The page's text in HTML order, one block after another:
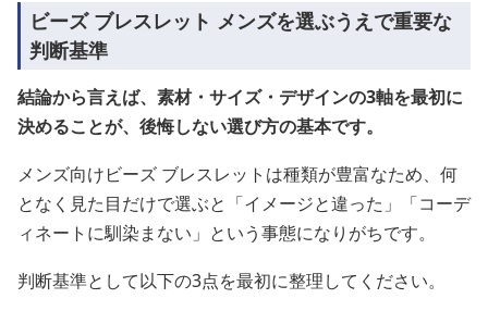
ビーズ ブレスレット メンズを選ぶうえで重要な
判断基準
結論から言えば、素材・サイズ・デザインの3軸を最初に
決めることが、後悔しない選び方の基本です。
メンズ向けビーズ ブレスレットは種類が豊富なため、何
となく見た目だけで選ぶと「イメージと違った」「コーデ
ィネートに馴染まない」という事態になりがちです。
判断基準として以下の3点を最初に整理してください。